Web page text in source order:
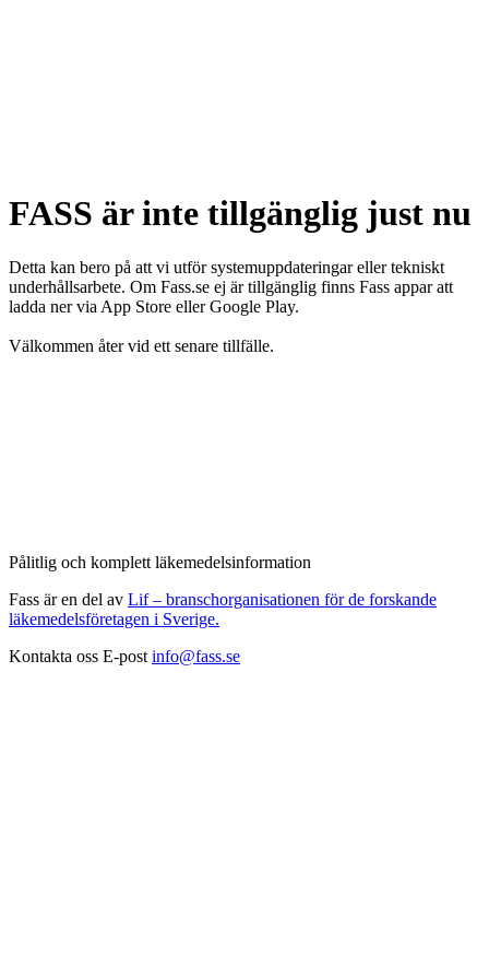
FASS är inte tillgänglig just nu
Detta kan bero på att vi utför systemuppdateringar eller tekniskt
underhållsarbete. Om Fass.se ej är tillgänglig finns Fass appar att
ladda ner via App Store eller Google Play.
Välkommen åter vid ett senare tillfälle.
Pålitlig och komplett läkemedelsinformation
Fass är en del av Lif – branschorganisationen för de forskande
läkemedelsföretagen i Sverige.
Kontakta oss E-post info@fass.se